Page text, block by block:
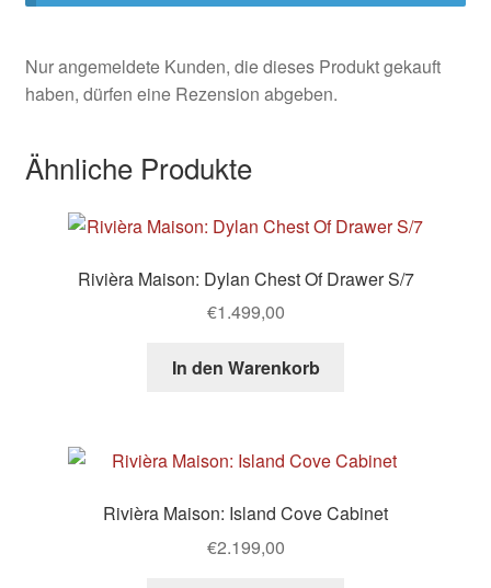
Nur angemeldete Kunden, die dieses Produkt gekauft
haben, dürfen eine Rezension abgeben.
Ähnliche Produkte
Rivièra Maison: Dylan Chest Of Drawer S/7
€1.499,00
In den Warenkorb
Rivièra Maison: Island Cove Cabinet
€2.199,00